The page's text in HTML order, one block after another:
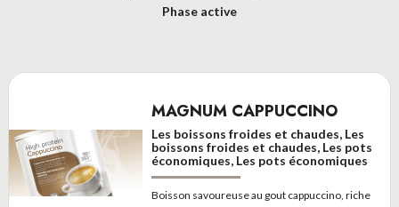
Phase active
MAGNUM CAPPUCCINO
Les boissons froides et chaudes, Les
boissons froides et chaudes, Les pots
économiques, Les pots économiques
Boisson savoureuse au gout cappuccino, riche